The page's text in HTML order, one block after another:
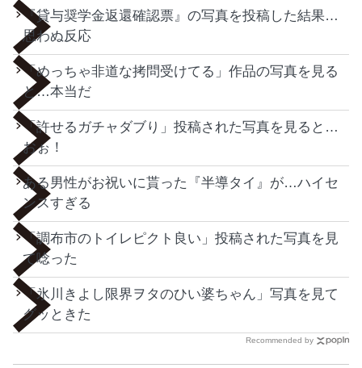
『貸与奨学金返還確認票』の写真を投稿した結果…
思わぬ反応
「めっちゃ非道な拷問受けてる」作品の写真を見る
と…本当だ
「許せるガチャダブり」投稿された写真を見ると…
おぉ！
ある男性がお祝いに貰った『半導タイ』が…ハイセ
ンスすぎる
「調布市のトイレピクト良い」投稿された写真を見
て唸った
「氷川きよし限界ヲタのひい婆ちゃん」写真を見て
グッときた
Recommended by